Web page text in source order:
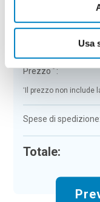
Usa
Porta
Prezzo*:
* Il prezzo non include
Spese di spedizione:
Totale: